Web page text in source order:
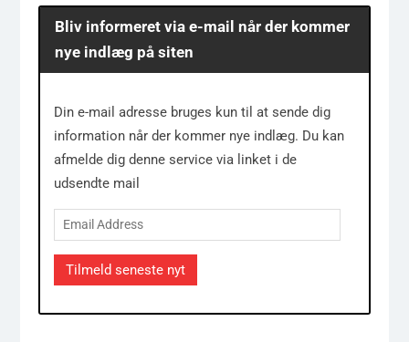
Bliv informeret via e-mail når der kommer
nye indlæg på siten
Din e-mail adresse bruges kun til at sende dig
information når der kommer nye indlæg. Du kan
afmelde dig denne service via linket i de
udsendte mail
Email
Address
Tilmeld seneste nyt